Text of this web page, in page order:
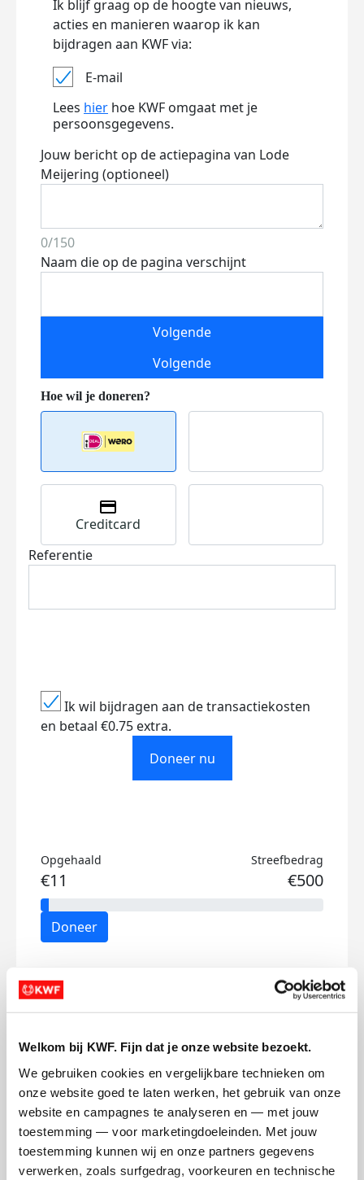
Welkom bij KWF. Fijn dat je onze website bezoekt.
We gebruiken cookies en vergelijkbare technieken om
onze website goed te laten werken, het gebruik van onze
website en campagnes te analyseren en — met jouw
toestemming — voor marketingdoeleinden. Met jouw
toestemming kunnen wij en onze partners gegevens
verwerken, zoals surfgedrag, voorkeuren en technische
Ik blijf graag op de hoogte van nieuws,
acties en manieren waarop ik kan
bijdragen aan KWF via:
E-mail
Lees hier hoe KWF omgaat met je
persoonsgegevens.
Jouw bericht op de actiepagina van Lode
Meijering (optioneel)
0/150
Naam die op de pagina verschijnt
Volgende
Volgende
Creditcard
Referentie
Ik wil bijdragen aan de transactiekosten
en betaal €0.75 extra.
Doneer nu
Opgehaald
€11
Streefbedrag
€500
Doneer